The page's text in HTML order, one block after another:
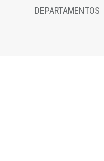
DEPARTAMENTOS